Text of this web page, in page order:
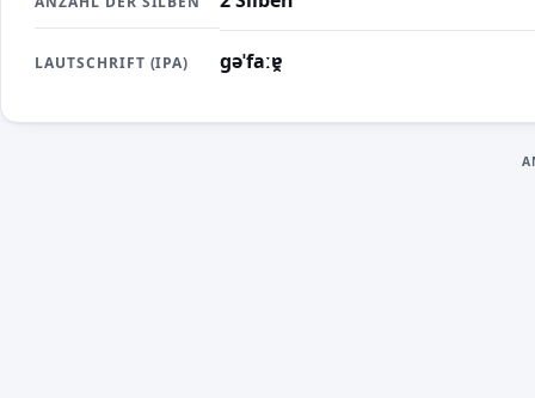
LAUTSCHRIFT (IPA) ɡəˈfaːɐ̯